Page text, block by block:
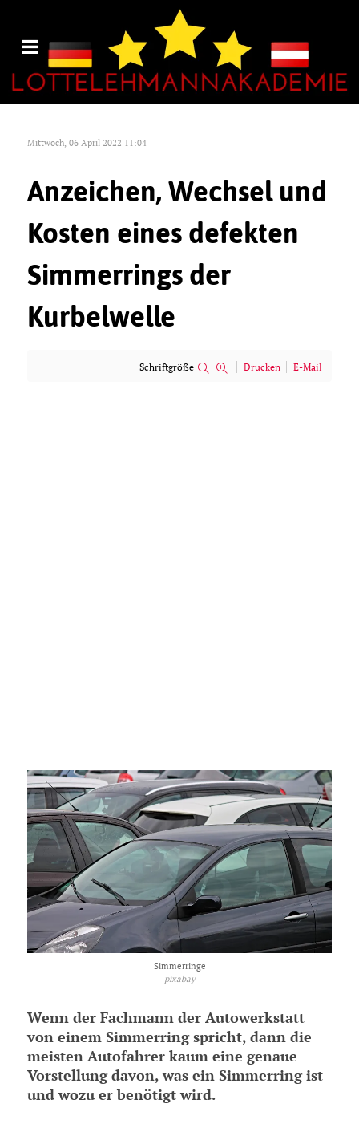
Mittwoch, 06 April 2022 11:04
Anzeichen, Wechsel und
Kosten eines defekten
Simmerrings der
Kurbelwelle
Schriftgröße Drucken E-Mail
Simmerringe
pixabay
Wenn der Fachmann der Autowerkstatt
von einem Simmerring spricht, dann die
meisten Autofahrer kaum eine genaue
Vorstellung davon, was ein Simmerring ist
und wozu er benötigt wird.